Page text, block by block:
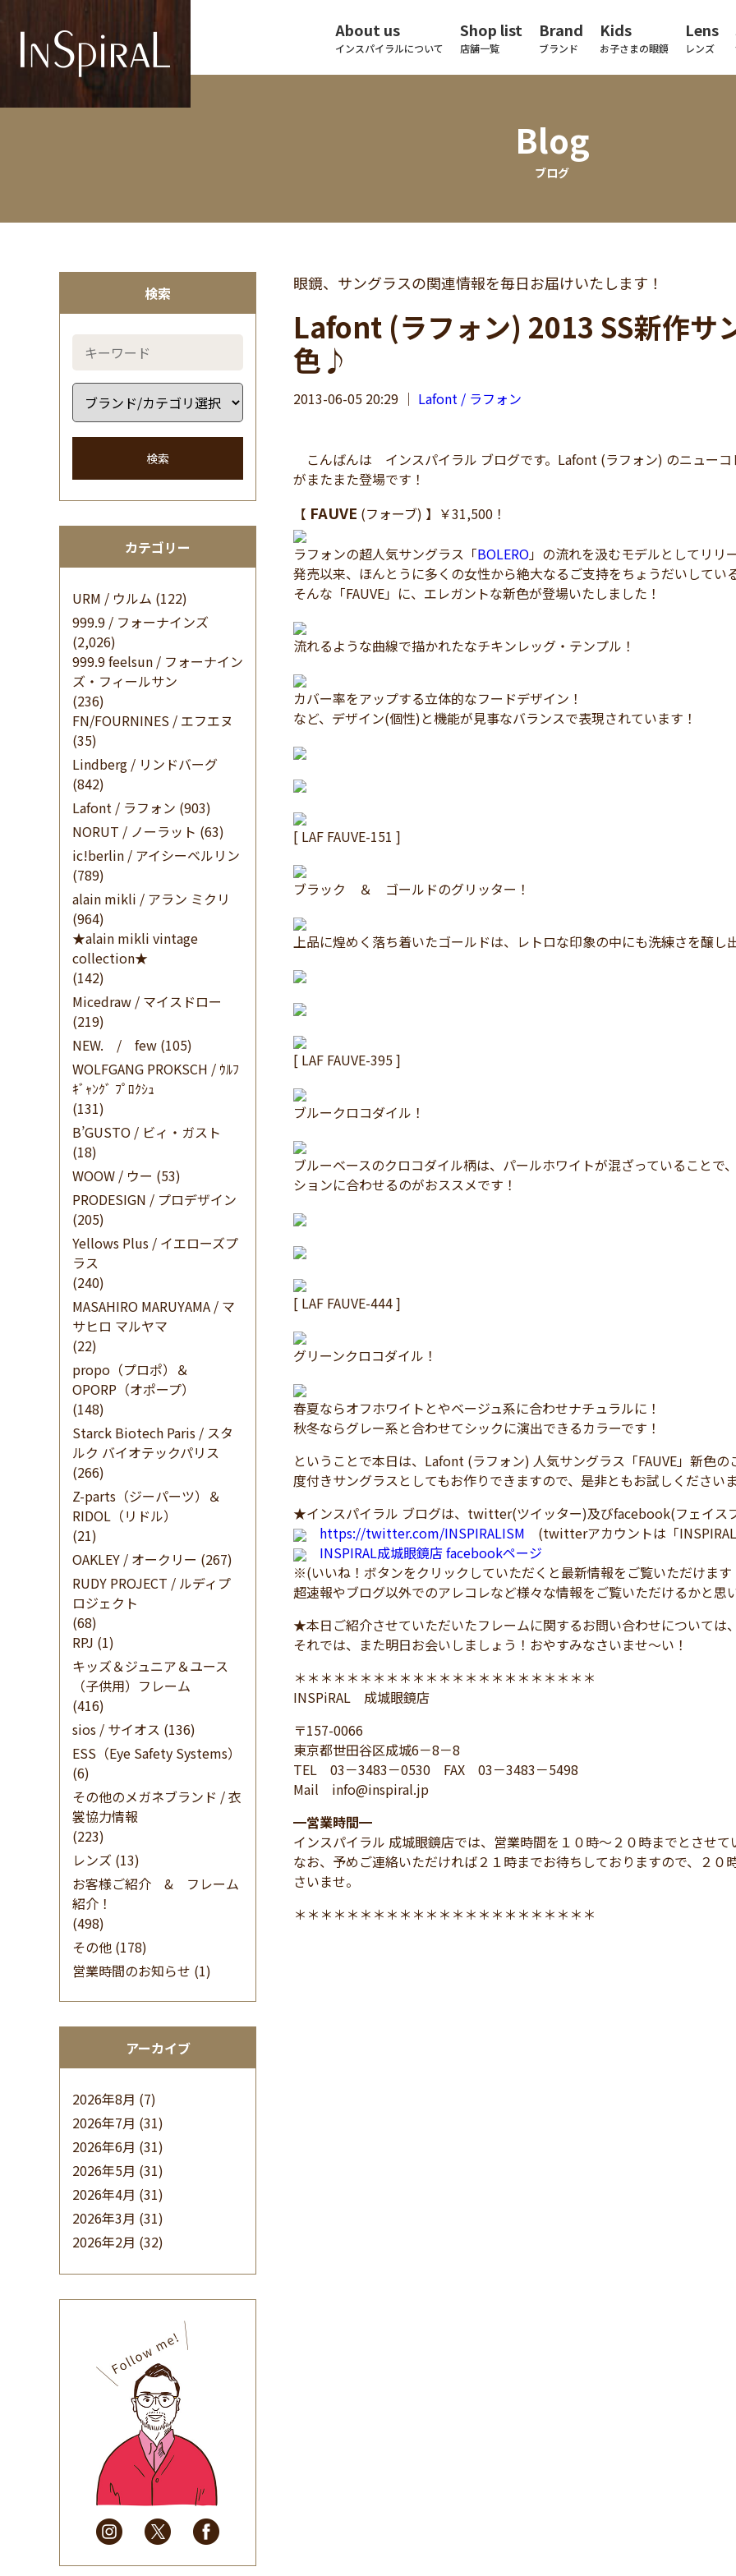
About us
インスパイラルについて
Shop list
店舗一覧
Brand
ブランド
Kids
お子さまの眼鏡
Lens
レンズ
Blog
ブログ
検索
検索
カテゴリー
URM / ウルム (122)
999.9 / フォーナインズ
(2,026)
999.9 feelsun / フォーナイン
ズ・フィールサン
(236)
FN/FOURNINES / エフエヌ
(35)
Lindberg / リンドバーグ
(842)
Lafont / ラフォン (903)
NORUT / ノーラット (63)
ic!berlin / アイシーベルリン
(789)
alain mikli / アラン ミクリ
(964)
★alain mikli vintage
collection★
(142)
Micedraw / マイスドロー
(219)
NEW. / few (105)
WOLFGANG PROKSCH / ｳﾙﾌ
ｷﾞｬﾝｸﾞ ﾌﾟﾛｸｼｭ
(131)
B’GUSTO / ビィ・ガスト
(18)
WOOW / ウー (53)
PRODESIGN / プロデザイン
(205)
Yellows Plus / イエローズプ
ラス
(240)
MASAHIRO MARUYAMA / マ
サヒロ マルヤマ
(22)
propo（プロポ）＆
OPORP（オポープ）
(148)
Starck Biotech Paris / スタ
ルク バイオテックパリス
(266)
Z-parts（ジーパーツ）＆
RIDOL（リドル）
(21)
OAKLEY / オークリー (267)
RUDY PROJECT / ルディプ
ロジェクト
(68)
RPJ (1)
キッズ＆ジュニア＆ユース
（子供用）フレーム
(416)
sios / サイオス (136)
ESS（Eye Safety Systems）
(6)
その他のメガネブランド / 衣
裳協力情報
(223)
レンズ (13)
お客様ご紹介 & フレーム
紹介！
(498)
その他 (178)
営業時間のお知らせ (1)
アーカイブ
2026年8月 (7)
2026年7月 (31)
2026年6月 (31)
2026年5月 (31)
2026年4月 (31)
2026年3月 (31)
2026年2月 (32)
(32)
2025年9月(30)
2025年8月(31)
2025年7月(37)
2025年6月(48)
2025年5月
(41)
2025年4月
(32)
2025年3月(31)
2025年2月
(28)
2025年1月
(34)
眼鏡、サングラスの関連情報を毎日お届けいたします！
Lafont (ラフォン) 2013 SS新作サ
色♪
2013-06-05 20:29 ｜ Lafont / ラフォン
こんばんは インスパイラル ブログです。Lafont (ラフォン) のニューコ
がまたまた登場です！
【 FAUVE (フォーブ) 】￥31,500！
ラフォンの超人気サングラス「BOLERO」の流れを汲むモデルとしてリリ
発売以来、ほんとうに多くの女性から絶大なるご支持をちょうだいしてい
そんな「FAUVE」に、エレガントな新色が登場いたしました！
流れるような曲線で描かれたなチキンレッグ・テンプル！
カバー率をアップする立体的なフードデザイン！
など、デザイン(個性)と機能が見事なバランスで表現されています！
[ LAF FAUVE-151 ]
ブラック ＆ ゴールドのグリッター！
上品に煌めく落ち着いたゴールドは、レトロな印象の中にも洗練さを醸し
[ LAF FAUVE-395 ]
ブルークロコダイル！
ブルーベースのクロコダイル柄は、パールホワイトが混ざっていることで
ションに合わせるのがおススメです！
[ LAF FAUVE-444 ]
グリーンクロコダイル！
春夏ならオフホワイトとやベージュ系に合わせナチュラルに！
秋冬ならグレー系と合わせてシックに演出できるカラーです！
ということで本日は、Lafont (ラフォン) 人気サングラス「FAUVE」新色の
度付きサングラスとしてもお作りできますので、是非ともお試しください
★インスパイラル ブログは、twitter(ツイッター)及びfacebook(フェイス
https://twitter.com/INSPIRALISM (twitterアカウントは「
INSPIRAL成城眼鏡店 facebookページ
※(いいね！ボタンをクリックしていただくと最新情報をご覧いただけます
超速報やブログ以外でのアレコレなど様々な情報をご覧いただけるかと思
★本日ご紹介させていただいたフレームに関するお問い合わせについては
それでは、また明日お会いしましょう！おやすみなさいませ～い！
＊＊＊＊＊＊＊＊＊＊＊＊＊＊＊＊＊＊＊＊＊＊＊
INSPiRAL 成城眼鏡店
〒157-0066
東京都世田谷区成城6－8－8
TEL 03－3483－0530 FAX 03－3483－5498
Mail info@inspiral.jp
━営業時間━
インスパイラル 成城眼鏡店では、営業時間を１０時～２０時までとさせて
なお、予めご連絡いただければ２１時までお待ちしておりますので、２
さいませ。
＊＊＊＊＊＊＊＊＊＊＊＊＊＊＊＊＊＊＊＊＊＊＊